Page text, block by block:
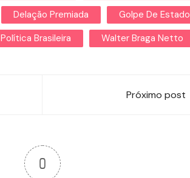
Delação Premiada
Golpe De Estado
Política Brasileira Walter Braga Netto
Próximo post
0